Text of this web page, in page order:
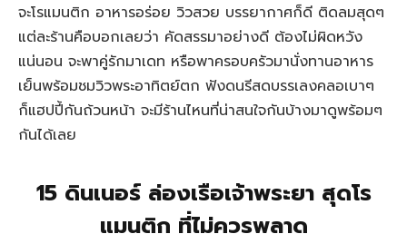
จะโรแมนติก อาหารอร่อย วิวสวย บรรยากาศก็ดี ติดลมสุดๆ
แต่ละร้านคือบอกเลยว่า คัดสรรมาอย่างดี ต้องไม่ผิดหวัง
แน่นอน จะพาคู่รักมาเดท หรือพาครอบครัวมานั่งทานอาหาร
เย็นพร้อมชมวิวพระอาทิตย์ตก ฟังดนรีสดบรรเลงคลอเบาๆ
ก็แฮปปี้กันถ้วนหน้า จะมีร้านไหนที่น่าสนใจกันบ้างมาดูพร้อมๆ
กันได้เลย
15 ดินเนอร์ ล่องเรือเจ้าพระยา สุดโร
แมนติก ที่ไม่ควรพลาด